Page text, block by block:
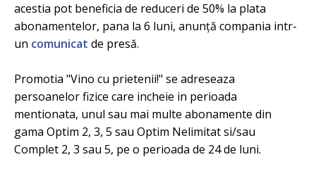
acestia pot beneficia de reduceri de 50% la plata
abonamentelor, pana la 6 luni, anunță compania intr-
un comunicat de presă.
Promotia "Vino cu prietenii!" se adreseaza
persoanelor fizice care incheie in perioada
mentionata, unul sau mai multe abonamente din
gama Optim 2, 3, 5 sau Optim Nelimitat si/sau
Complet 2, 3 sau 5, pe o perioada de 24 de luni.